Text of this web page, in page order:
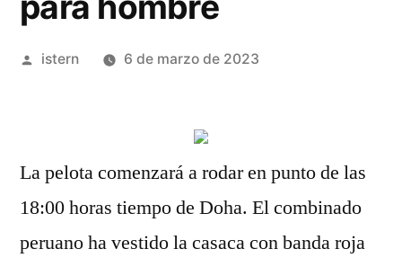
Publicado
istern 6 de marzo de 2023
La pelota comenzará a rodar en punto de las
18:00 horas tiempo de Doha. El combinado
peruano ha vestido la casaca con banda roja